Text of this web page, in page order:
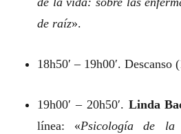
de raíz».
18h50′ – 19h00′. Descanso
19h00′ – 20h50′. Linda
línea: «Psicología de la